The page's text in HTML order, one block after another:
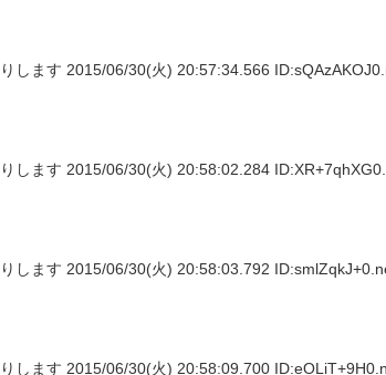
します 2015/06/30(火) 20:57:34.566
します 2015/06/30(火) 20:58:02.284
します 2015/06/30(火) 20:58:03.792
します 2015/06/30(火) 20:58:09.700